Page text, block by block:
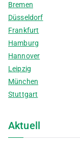
Bremen
Düsseldorf
Frankfurt
Hamburg
Hannover
Leipzig
München
Stuttgart
Aktuell